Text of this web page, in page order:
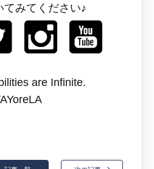
てみてください♪
are Infinite.